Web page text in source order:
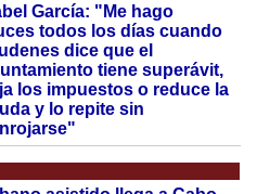
García: "Me hago
todos los días cuando
dice que el
tiene superávit,
los impuestos o reduce la
y lo repite sin